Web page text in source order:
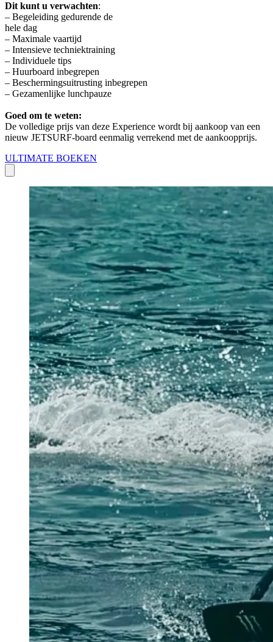
Dit kunt u verwachten:
– Begeleiding gedurende de
hele dag
– Maximale vaartijd
– Intensieve techniektraining
– Individuele tips
– Huurboard inbegrepen
– Beschermingsuitrusting inbegrepen
– Gezamenlijke lunchpauze
Goed om te weten:
De volledige prijs van deze Experience wordt bij aankoop van een
nieuw JETSURF-board eenmalig verrekend met de aankoopprijs.
ULTIMATE BOEKEN